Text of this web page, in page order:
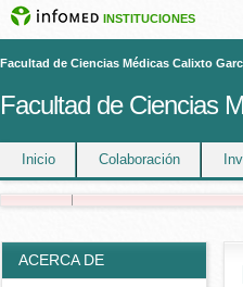
INSTITUCIONES
Facultad de Ciencias Médicas Calixto
Facultad de Ciencias
Inicio Colaboración
ACERCA DE